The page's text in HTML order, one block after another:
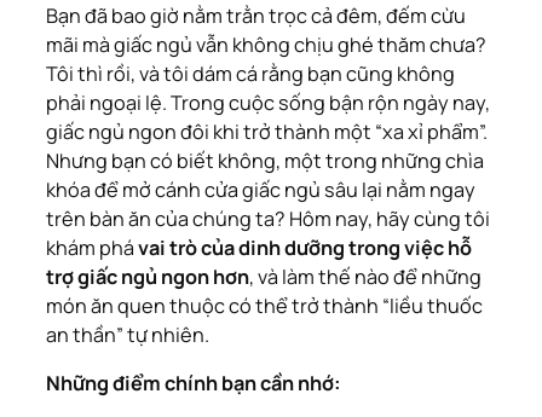
Bạn đã bao giờ nằm trằn trọc cả đêm, đếm cừu
mãi mà giấc ngủ vẫn không chịu ghé thăm chưa?
Tôi thì rồi, và tôi dám cá rằng bạn cũng không
phải ngoại lệ. Trong cuộc sống bận rộn ngày nay,
giấc ngủ ngon đôi khi trở thành một “xa xỉ phẩm”.
Nhưng bạn có biết không, một trong những chìa
khóa để mở cánh cửa giấc ngủ sâu lại nằm ngay
trên bàn ăn của chúng ta? Hôm nay, hãy cùng tôi
khám phávai trò của dinh dưỡng trong việc hỗ
trợ giấc ngủ ngon hơn, và làm thế nào để những
món ăn quen thuộc có thể trở thành “liều thuốc
an thần” tự nhiên.
Những điểm chính bạn cần nhớ: